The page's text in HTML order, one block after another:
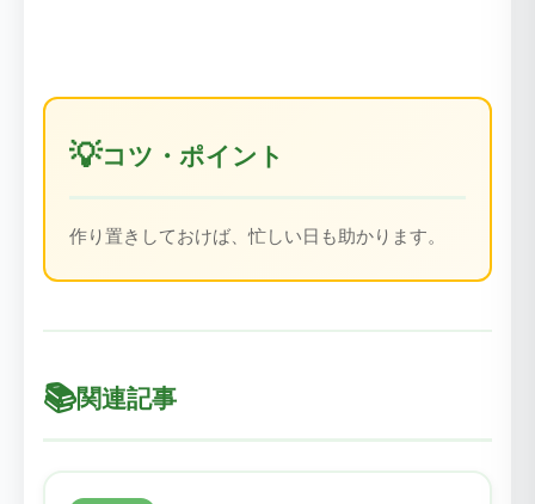
💡コツ・ポイント
作り置きしておけば、忙しい日も助かります。
📚関連記事